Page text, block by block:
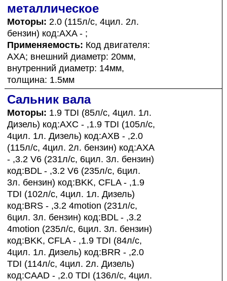
металлическое
Моторы: 2.0 (115л/с, 4цил. 2л.
бензин) код:AXA - ;
Применяемость: Код двигателя:
AXA; внешний диаметр: 20мм,
внутренний диаметр: 14мм,
толщина: 1.5мм
Сальник вала
Моторы: 1.9 TDI (85л/с, 4цил. 1л.
Дизель) код:AXC - ,1.9 TDI (105л/с,
4цил. 1л. Дизель) код:AXB - ,2.0
(115л/с, 4цил. 2л. бензин) код:AXA
- ,3.2 V6 (231л/с, 6цил. 3л. бензин)
код:BDL - ,3.2 V6 (235л/с, 6цил.
3л. бензин) код:BKK, CFLA - ,1.9
TDI (102л/с, 4цил. 1л. Дизель)
код:BRS - ,3.2 4motion (231л/с,
6цил. 3л. бензин) код:BDL - ,3.2
4motion (235л/с, 6цил. 3л. бензин)
код:BKK, CFLA - ,1.9 TDI (84л/с,
4цил. 1л. Дизель) код:BRR - ,2.0
TDI (114л/с, 4цил. 2л. Дизель)
код:CAAD - ,2.0 TDI (136л/с, 4цил.